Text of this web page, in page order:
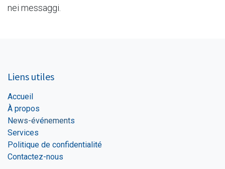
nei messaggi.
Liens utiles
Accueil
À propos
News-événements
Services
Politique de confidentialité
Contactez-nous